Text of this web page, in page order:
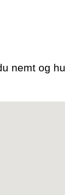
nemt og